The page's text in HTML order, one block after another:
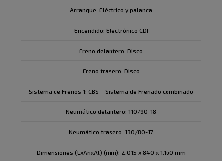
Arranque: Eléctrico y palanca
Encendido: Electrónico CDI
Freno delantero: Disco
Freno trasero: Disco
Sistema de Frenos 1: CBS – Sistema de Frenado combinado
Neumático delantero: 110/90-18
Neumático trasero: 130/80-17
Dimensiones (LxAnxAl) (mm): 2.015 x 840 x 1.160 mm